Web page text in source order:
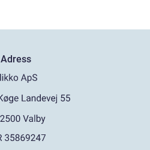
Adress